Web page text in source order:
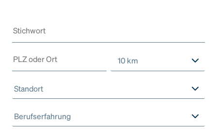
10 km
Standort
Berufserfahrung